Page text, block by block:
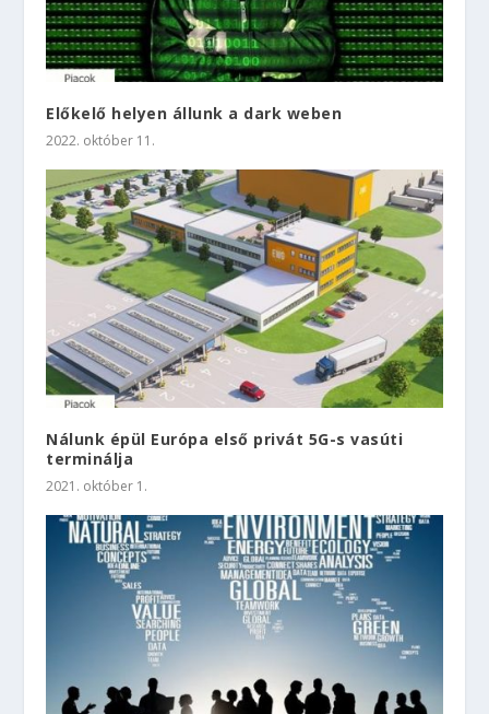
Előkelő helyen állunk a dark weben
2022. október 11.
Nálunk épül Európa első privát 5G-s vasúti
terminálja
2021. október 1.